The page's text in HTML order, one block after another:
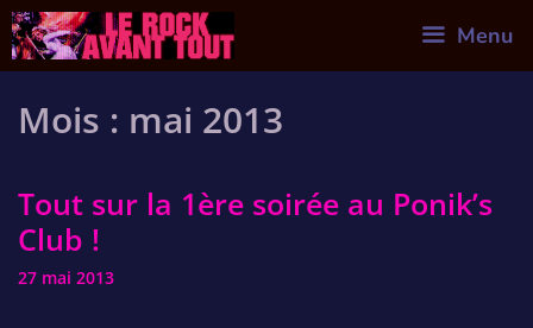
Skip
to
content
Menu
Mois : mai 2013
Tout sur la 1ère soirée au Ponik’s
Club !
27 mai 2013